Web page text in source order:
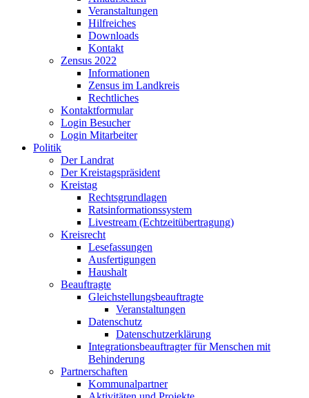
Veranstaltungen
Hilfreiches
Downloads
Kontakt
Zensus 2022
Informationen
Zensus im Landkreis
Rechtliches
Kontaktformular
Login Besucher
Login Mitarbeiter
Politik
Der Landrat
Der Kreistagspräsident
Kreistag
Rechtsgrundlagen
Ratsinformationssystem
Livestream (Echtzeitübertragung)
Kreisrecht
Lesefassungen
Ausfertigungen
Haushalt
Beauftragte
Gleichstellungsbeauftragte
Veranstaltungen
Datenschutz
Datenschutzerklärung
Integrationsbeauftragter für Menschen mit
Behinderung
Partnerschaften
Kommunalpartner